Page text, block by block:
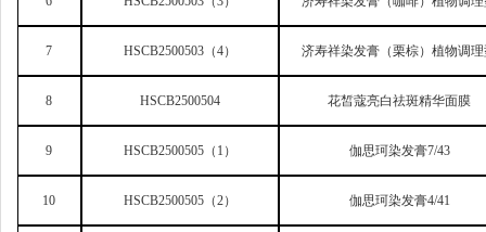
7 HSCB2500503 （4） 济寿祥染发膏（栗棕）植物调
8 HSCB2500504 花皙蔻亮白祛斑精华面膜
9 HSCB2500505 （1） 伽思珂染发膏7/43
10 HSCB2500505 （2） 伽思珂染发膏4/41